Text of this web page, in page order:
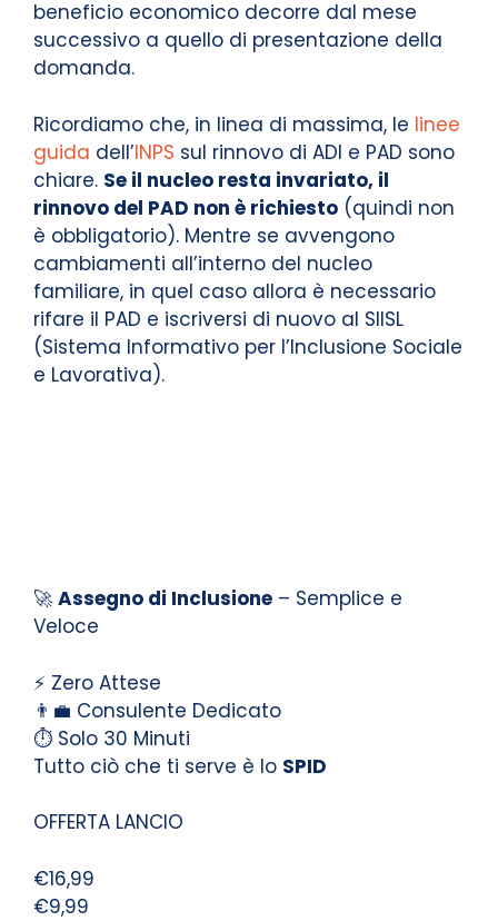
beneficio economico decorre dal mese
successivo a quello di presentazione della
domanda.
Ricordiamo che, in linea di massima, le linee
guida dell’INPS sul rinnovo di ADI e PAD sono
chiare. Se il nucleo resta invariato, il
rinnovo del PAD non è richiesto (quindi non
è obbligatorio). Mentre se avvengono
cambiamenti all’interno del nucleo
familiare, in quel caso allora è necessario
rifare il PAD e iscriversi di nuovo al SIISL
(Sistema Informativo per l’Inclusione Sociale
e Lavorativa).
🚀 Assegno di Inclusione – Semplice e
Veloce
⚡ Zero Attese
👨‍💼 Consulente Dedicato
⏱️ Solo 30 Minuti
Tutto ciò che ti serve è lo SPID
OFFERTA LANCIO
€16,99
€9,99